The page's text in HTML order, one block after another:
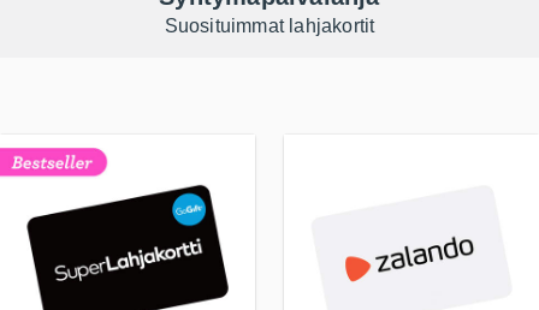
Suosituimmat lahjakortit